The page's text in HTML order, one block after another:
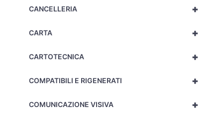
+
CANCELLERIA
+
CARTA
+
CARTOTECNICA
+
COMPATIBILI E RIGENERATI
+
COMUNICAZIONE VISIVA